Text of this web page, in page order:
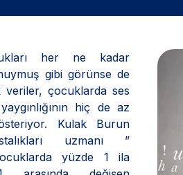
her ne kadar
gibi görünse de
veriler, çocuklarda ses
hiç de az
Kulak Burun
uzmanı ”
yüzde 1 ila